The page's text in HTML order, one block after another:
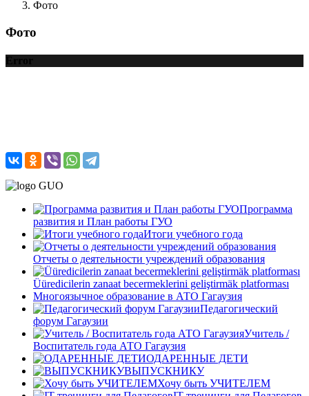
Фото
Фото
Error
Программа
развития и План работы ГУО
Итоги учебного года
Отчеты о деятельности учреждений образования
Üüredicilerin zanaat becermeklerini geliştirmäk platforması
Многоязычное образование в АТО Гагаузия
Педагогический
форум Гагаузии
Учитель /
Воспитатель года АТО Гагаузия
ОДАРЕННЫЕ ДЕТИ
ВЫПУСКНИКУ
Хочу быть УЧИТЕЛЕМ